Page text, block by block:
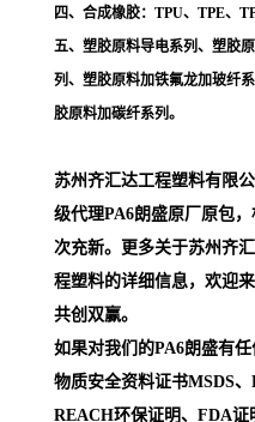
四、合成橡胶：TPU、TPE、
五、塑胶原料导电系列、塑胶
列、塑胶原料加铁氟龙加玻纤
胶原料加碳纤系列。
苏州齐汇达工程塑料有限
级代理PA6朗盛原厂原包
次充新。更多关于苏州齐
程塑料的详细信息，欢迎
共创双赢。
如果对我们的PA6朗盛有任
物质安全资料证书MSDS、
REACH环保证明、FDA证